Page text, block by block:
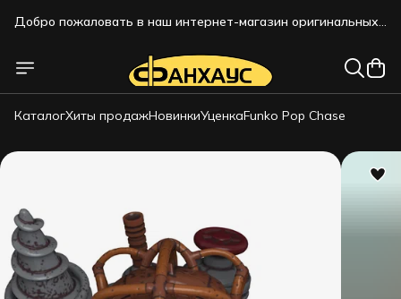
Добро пожаловать в наш интернет-магазин оригинальных
Добро пожаловать в наш интернет-магазин оригинальных
коллекционных фигурок!!!
КаталогХиты продажНовинкиУценкаFunko Pop Chase